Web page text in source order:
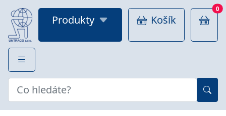
Produkty Košík
0